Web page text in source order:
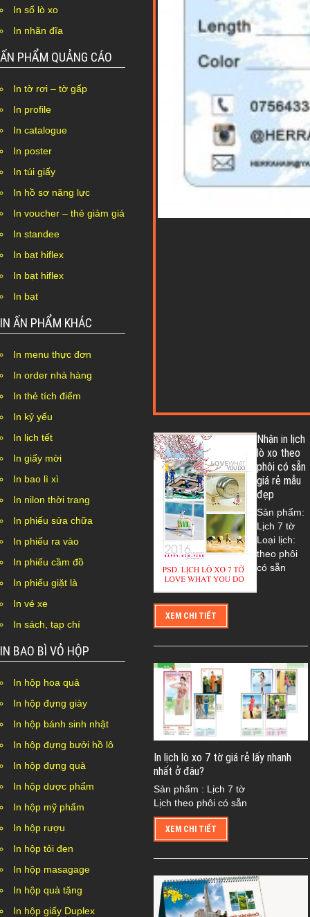
In sổ lò xo
In nhãn đĩa
ẤN PHẨM QUẢNG CÁO
In tờ rơi – tờ gấp
In profile
In catalogue
In poster
In túi giấy
In hồ sơ năng lực
In voucher – thẻ giảm giá
In standee
In bạt hiflex
In bạt hiflex
In bạt
IN ẤN PHẨM KHÁC
In menu thực đơn
In order nhà hàng
In thẻ tích điểm
In kỷ yếu
In lịch tết
In giấy mời
In bao lì xì
In nilon thời trang
In phiếu sửa chữa
In phiếu ra vào
In phiếu cầm đồ
In phiếu giặt là
In vé xe
In sách, tạp chí
IN BAO BÌ VỎ HỘP
In hộp hoa quả
In hộp đựng giày
In hộp bánh sinh nhật
In hộp đựng bưởi hồ lô
In hộp đựng quà
In hộp dược phẩm
In hộp mỹ phẩm
In hộp rượu
In hộp tỏi đen
In hộp masagage
In hộp quà tặng
In hộp giấy Duplex
Nhận in lịch
lò xo theo
phôi có sẵn
giá rẻ mẫu
đẹp
Sản phẩm:
Lịch 7 tờ
Loại lịch:
theo phôi
có sẵn
XEM CHI TIẾT
In lịch lò xo 7 tờ giá rẻ lấy nhanh
nhất ở đâu?
Sản phẩm : Lịch 7 tờ
Lịch theo phôi có sẵn
XEM CHI TIẾT